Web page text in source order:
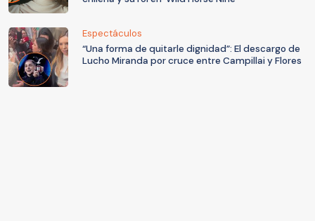
Espectáculos
“Una forma de quitarle dignidad”: El descargo de
Lucho Miranda por cruce entre Campillai y Flores